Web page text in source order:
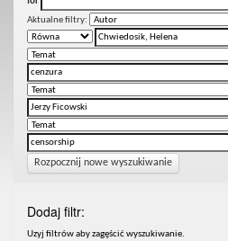
Aktualne filtry:
Rozpocznij nowe wyszukiwanie
Dodaj filtr:
Uzyj filtrów aby zagęścić wyszukiwanie.